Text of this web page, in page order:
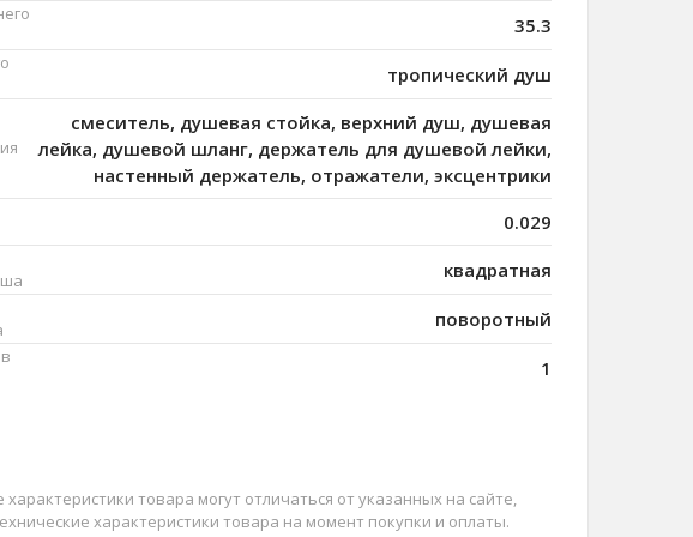
35.3
тропический душ
смеситель, душевая стойка, верхний душ, душевая
лейка, душевой шланг, держатель для душевой лейки,
настенный держатель, отражатели, эксцентрики
0.029
квадратная
поворотный
1
характеристики товара могут отличаться от указанных на сайте,
характеристики товара на момент покупки и оплаты.